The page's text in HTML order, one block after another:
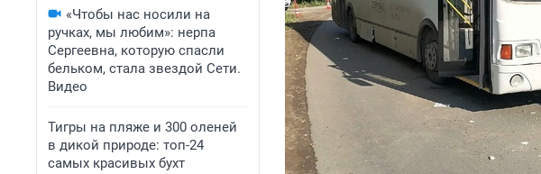
«Чтобы нас носили на
ручках, мы любим»: нерпа
Сергеевна, которую спасли
бельком, стала звездой Сети.
Видео
Тигры на пляже и 300 оленей
в дикой природе: топ-24
самых красивых бухт